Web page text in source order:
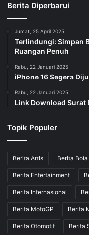
Berita Diperbarui
Jumat, 25 April 2025
Terlindungi: Simpan
Ruangan Penuh
Rabu, 22 Januari 2025
iPhone 16 Segera
Rabu, 22 Januari 2025
Link Download Surat
Topik Populer
Berita Artis Berita Bola
Berita Entertainment
Berita Internasional
Berita MotoGP Berita
Berita Otomotif Berita